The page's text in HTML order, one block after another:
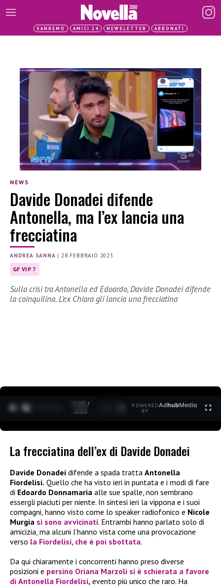
SANREMO AMICI 24 NEWSLETTER ABBONATI
NEWS
Davide Donadei difende
Antonella, ma l’ex lancia una
frecciatina
ANDREA SANNA |28 FEBBRAIO 2023
GF VIP 7
Sulla crisi tra Antonella ed Edoardo, Davide Donadei difende
la coinquilina. L’ex Chiara gli lancia una frecciatina
0:29 /
3:35
POWERED
BY
AdhubMedia
La frecciatina dell’ex di Davide Donadei
Davide Donadei difende a spada tratta Antonella
Fiordelisi. Quello che ha visto ieri in puntata e i modi di fare
di Edoardo Donnamaria alle sue spalle, non sembrano
essergli piaciuti per niente. In sintesi ieri la vippona e i suoi
compagni, hanno visto come lo speaker radiofonico e Nicole
Murgia si sono avvicinati. Entrambi hanno parlato solo di
amicizia, ma alcuni l’hanno vista come una provocazione
verso la Fiordelisi, che è poi sbottata.
Da qui chiaramente i concorrenti hanno preso diverse
posizioni e persino Oriana Marzoli si è schierata a favore
di Antonella Fiordelisi, evento più unico che raro. Ha